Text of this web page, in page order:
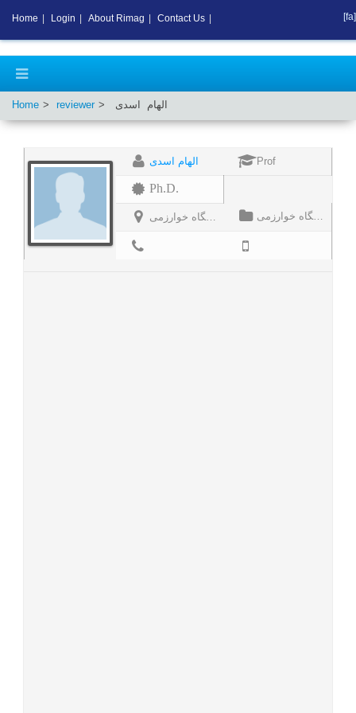
Home reviewer الهام اسدی
الهام اسدی Prof
Ph.D.
دانشگاه خوارزمی دانشگاه خوارزمی
Home Login About Rimag Contact Us [fa]